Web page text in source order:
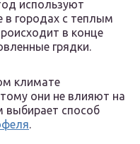
используют
городах с теплым
в конце
грядки.
климате
они не влияют на
способ
.